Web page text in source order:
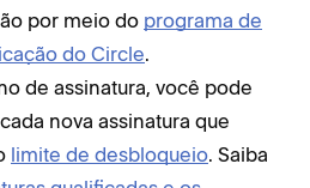
por meio do programa de
do Circle.
de assinatura, você pode
nova assinatura que
limite de desbloqueio. Saiba